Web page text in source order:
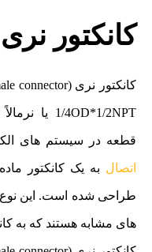
کانکتور
قطعه در سیستم‌ های
اتصال
طراحی شده است. این نوع
های مشابه هستند که به